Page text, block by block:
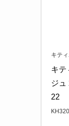
キテ
キテ
ジ
22